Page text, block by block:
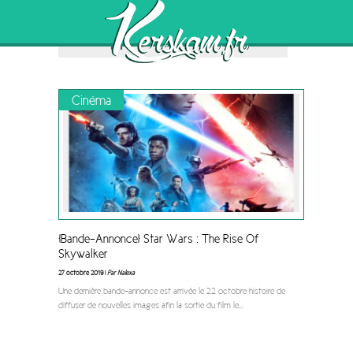
Browsing the"Professeur Layton
et l’Appel du Spectre"Tag
Cinéma
[Bande-Annonce] Star Wars : The Rise Of
Skywalker
27 octobre 2019 |Par Nalexa
Une dernière bande-annonce est arrivée le 22 octobre histoire de
diffuser de nouvelles images afin la sortie du film le...